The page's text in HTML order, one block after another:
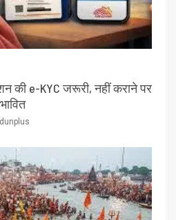
की e-KYC जरूरी, नहीं कराने पर